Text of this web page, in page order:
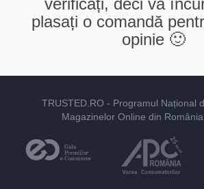
plasați o comandă
opinie 🙂
TRUSTED.RO - Programul Național
Magazinelor Online din